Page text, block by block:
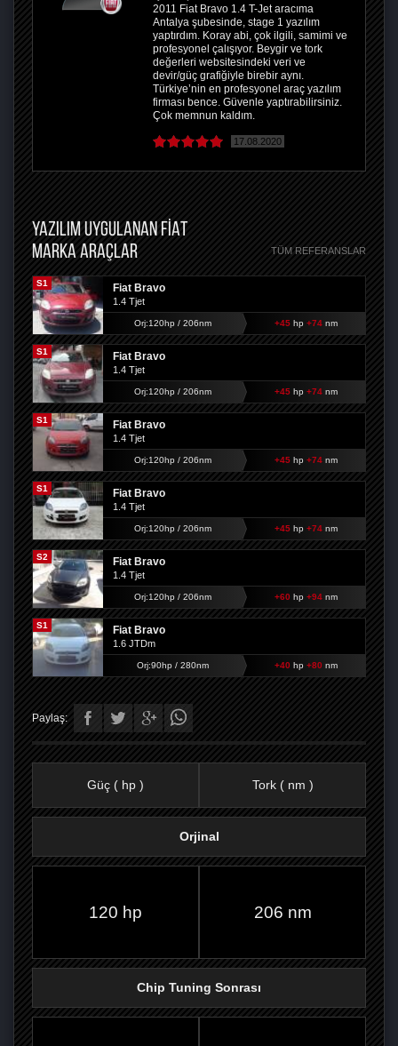
2011 Fiat Bravo 1.4 T-Jet aracıma
Antalya şubesinde, stage 1 yazılım
yaptırdım. Koray abi, çok ilgili, samimi ve
profesyonel çalışıyor. Beygir ve tork
değerleri websitesindeki veri ve
devir/güç grafiğiyle birebir aynı.
Türkiye’nin en profesyonel araç yazılım
firması bence. Güvenle yaptırabilirsiniz.
Çok memnun kaldım.
17.08.2020
YAZILIM UYGULANAN FIAT
MARKA ARAÇLAR
TÜM REFERANSLAR
S1 Fiat Bravo
1.4 Tjet
Orj:120hp / 206nm +45hp +74nm
S1 Fiat Bravo
1.4 Tjet
Orj:120hp / 206nm +45hp +74nm
S1 Fiat Bravo
1.4 Tjet
Orj:120hp / 206nm +45hp +74nm
S1 Fiat Bravo
1.4 Tjet
Orj:120hp / 206nm +45hp +74nm
S2 Fiat Bravo
1.4 Tjet
Orj:120hp / 206nm +60 hp +94nm
S1 Fiat Bravo
1.6 JTDm
Orj:90hp / 280nm +40 hp +80 nm
Paylaş:
Güç ( hp ) Tork ( nm )
Orjinal
120 hp 206 nm
Chip Tuning Sonrası